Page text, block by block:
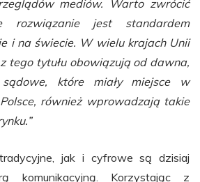
mediów. Warto zwrócić
jest standardem
i na świecie. W wielu krajach Unii
tego tytułu obowiązują od dawna,
które miały miejsce w
również wprowadzają takie
jak i cyfrowe są dzisiaj
komunikacyjną. Korzystając z